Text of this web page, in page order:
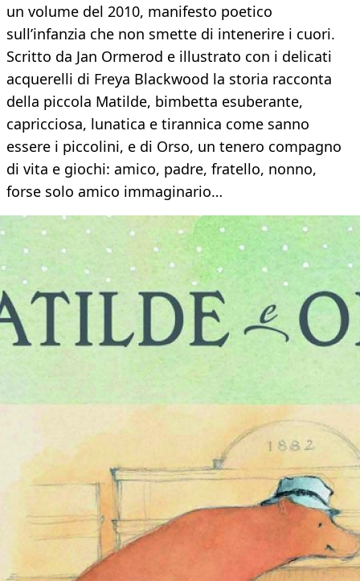
un volume del 2010, manifesto poetico
sull’infanzia che non smette di intenerire i cuori.
Scritto da Jan Ormerod e illustrato con i delicati
acquerelli di Freya Blackwood la storia racconta
della piccola Matilde, bimbetta esuberante,
capricciosa, lunatica e tirannica come sanno
essere i piccolini, e di Orso, un tenero compagno
di vita e giochi: amico, padre, fratello, nonno,
forse solo amico immaginario…